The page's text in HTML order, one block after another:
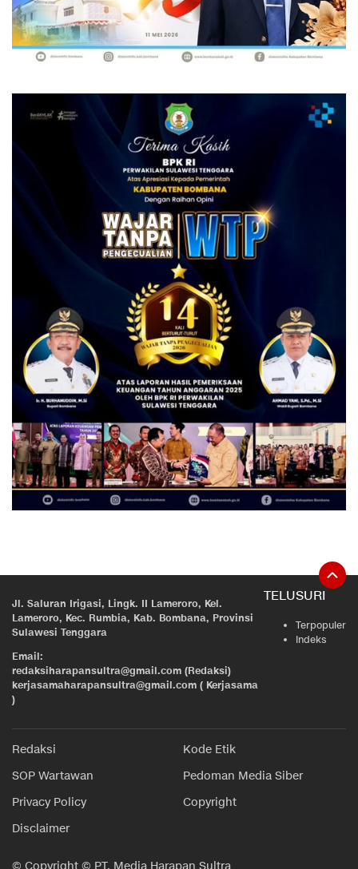
Jl. Saluran Irigasi, Lingk. II Lameroro, Kel.
Lameroro, Kec. Rumbia, Kab. Bombana, Provinsi
Sulawesi Tenggara
Email:
redaksiharapansultra@gmail.com (Redaksi)
kerjasamaharapansultra@gmail.com ( Kerjasama
)
TELUSURI
Terpopuler
Indeks
Redaksi
Kode Etik
SOP Wartawan
Pedoman Media Siber
Privacy Policy
Copyright
Disclaimer